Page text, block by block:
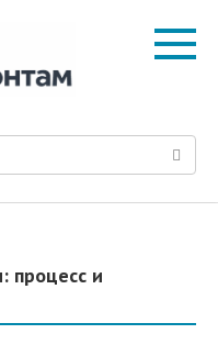
процесс и